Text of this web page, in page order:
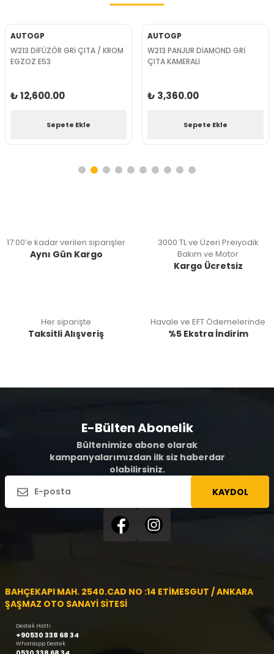
DİAMOND GRİ
W213 DİFÜZÖR SİYAH ÇITA /
SİYAH EGZOZ E53
₺ 12,600.00
W213 TO
17:00’e kadar verilen siparişler
Aynı Gün Kargo
3000 TL ve Üzeri Preiyodik
Bakım ve Motor
Kargo Ücretsiz
Her siparişte
Taksitli Alışveriş
Havale ve EFT Ödemelerinde
%5 Ekstra İndirim
E-Bülten Abonelik
Bültenimize abone olarak
kampanyalarımızdan ilk siz haberdar
olabilirsiniz.
KAYDOL
BAHÇEKAPI MAH. 2540.CAD NO :14 ETİMESGUT / ANKARA
ŞAŞMAZ OTO SANAYİ SİTESİ
Destek Hattı
+90530 338 68 34
Whatsapp Destek